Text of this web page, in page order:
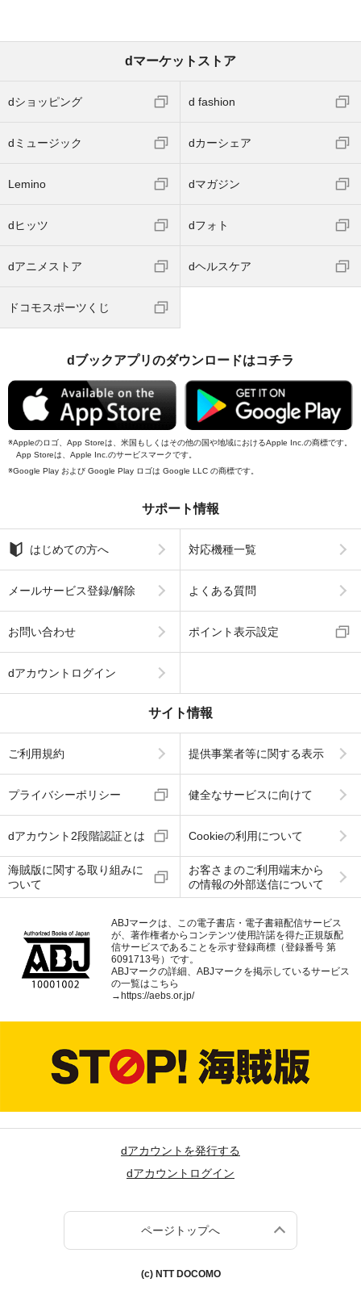
dマーケットストア
dショッピング d fashion
dミュージック dカーシェア
Lemino dマガジン
dヒッツ dフォト
dアニメストア dヘルスケア
ドコモスポーツくじ
dブックアプリのダウンロードはコチラ
Appleのロゴ、App Storeは、米国もしくはその他の国や地域におけるApple Inc.の商標です。
App Storeは、Apple Inc.のサービスマークです。
Google Play および Google Play ロゴは Google LLC の商標です。
サポート情報
はじめての方へ 対応機種一覧
メールサービス登録/解除 よくある質問
お問い合わせ ポイント表示設定
dアカウントログイン
サイト情報
ご利用規約 提供事業者等に関する表示
プライバシーポリシー 健全なサービスに向けて
dアカウント2段階認証とは Cookieの利用について
海賊版に関する取り組みに
ついて
お客さまのご利用端末から
の情報の外部送信について
ABJマークは、この電子書店・電子書籍配信サービス
が、著作権者からコンテンツ使用許諾を得た正規版配
信サービスであることを示す登録商標（登録番号 第
6091713号）です。
ABJマークの詳細、ABJマークを掲示しているサービス
の一覧はこちら
→https://aebs.or.jp/
dアカウントを発行する
dアカウントログイン
ページトップへ
(c) NTT DOCOMO